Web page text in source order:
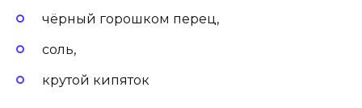
чёрный горошком перец,
соль,
крутой кипяток